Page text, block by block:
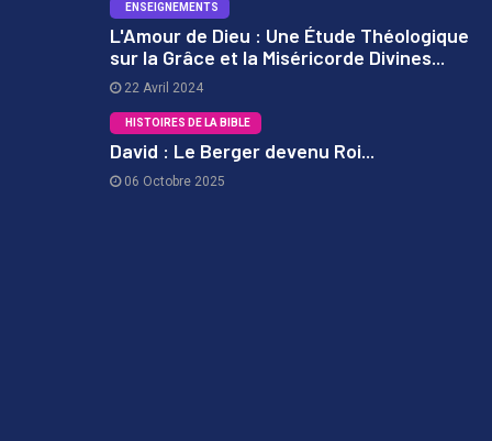
ENSEIGNEMENTS
L'Amour de Dieu : Une Étude Théologique
sur la Grâce et la Miséricorde Divines...
22 Avril 2024
HISTOIRES DE LA BIBLE
David : Le Berger devenu Roi...
06 Octobre 2025